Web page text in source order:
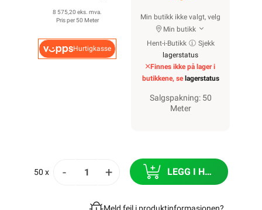
8 575,20 eks. mva.
Pris per 50 Meter
Hurtigkasse
Min butikk ikke valgt, velg
Min butikk
Hent-i-Butikk
Sjekk
lagerstatus
Finnes ikke på lager i
butikkene, se lagerstatus
Salgspakning: 50
Meter
50 x - + LEGG I HANDLEKURV